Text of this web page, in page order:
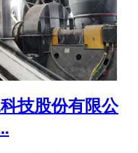
技股份有限公